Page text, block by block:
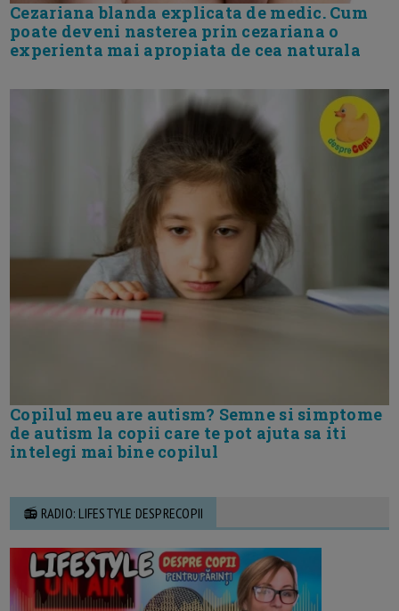
Cezariana blanda explicata de medic. Cum
poate deveni nasterea prin cezariana o
experienta mai apropiata de cea naturala
Copilul meu are autism? Semne si simptome
de autism la copii care te pot ajuta sa iti
intelegi mai bine copilul
📻 RADIO: LIFESTYLE DESPRECOPII